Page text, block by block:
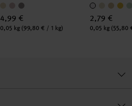
4,99 €
Inhalt:
0,05 kg (99,80 € / 1 kg)
2,79 €
Inhalt:
0,05 kg (55,80